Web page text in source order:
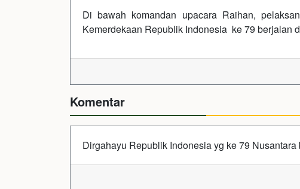
Di bawah komandan upacara Raihan,
Kemerdekaan Republik Indonesia ke 79 berjalan
Komentar
Dirgahayu Republik Indonesia yg ke 79